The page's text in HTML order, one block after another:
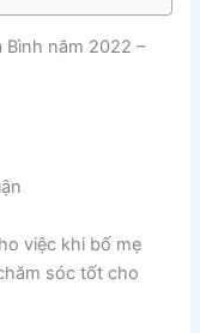
Bình năm 2022 –
việc khi bố mẹ
sóc tốt cho